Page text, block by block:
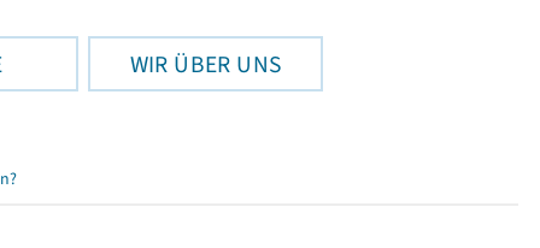
WIR ÜBER UNS